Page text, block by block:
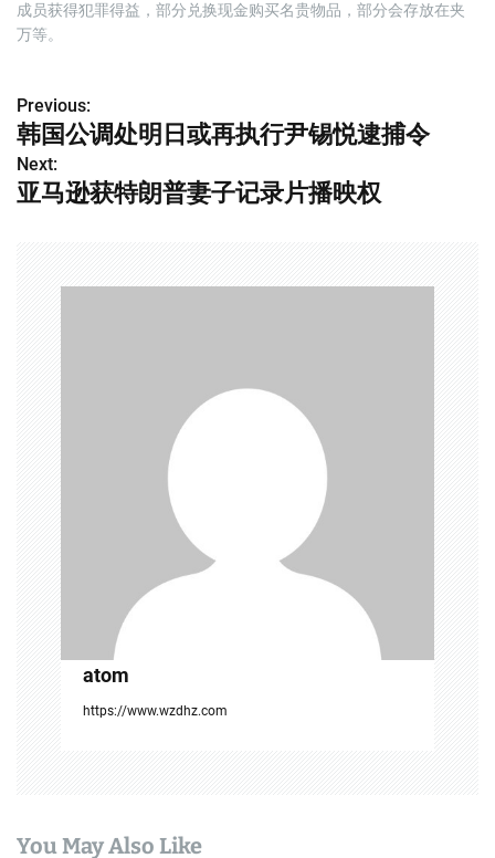
成员获得犯罪得益，部分兑换现金购买名贵物品，部分会存放在夹
万等。
文
章
导
Previous:
韩国公调处明日或再执行尹锡悦逮捕令
Next:
亚马逊获特朗普妻子记录片播映权
atom
https://www.wzdhz.com
You May Also Like